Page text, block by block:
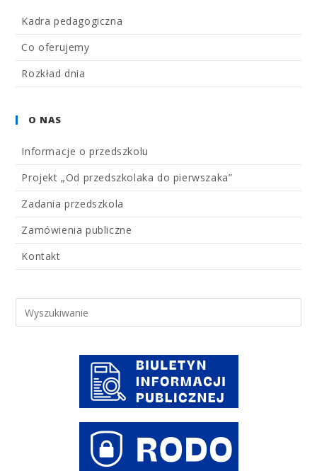
Kadra pedagogiczna
Co oferujemy
Rozkład dnia
O NAS
Informacje o przedszkolu
Projekt „Od przedszkolaka do pierwszaka”
Zadania przedszkola
Zamówienia publiczne
Kontakt